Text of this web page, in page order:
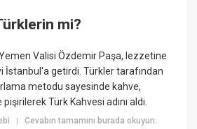
mi?
Yemen Valisi Özdemir Paşa, lezzetine
İstanbul'a getirdi. Türkler tarafından
metodu sayesinde kahve,
Türk Kahvesi adını aldı.
|Cevabın tamamını burada okuyun: